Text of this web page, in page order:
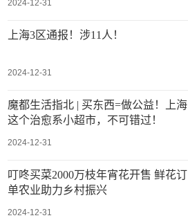
2024-12-31
上海3区通报！涉11人！
2024-12-31
魔都生活指北 | 买东西=做公益！上海
这个治愈系小超市，不可错过！
2024-12-31
叮咚买菜2000万枝年宵花开售 鲜花订
单农业助力乡村振兴
2024-12-31